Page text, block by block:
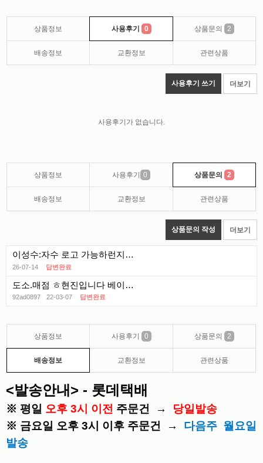
상품정보 사용후기 0 상품문의 2
배송정보 교환정보 관련상품
사용후기 쓰기 더보기
사용후기가 없습니다.
상품정보 사용후기 0 상품문의 2
배송정보 교환정보 관련상품
상품문의 작성 더보기
이성수:자수 로고 가능하런지지요
26-07-14 답변완료
92ad0897 22-03-07 답변완료
상품정보 사용후기 0 상품문의 2
배송정보 교환정보 관련상품
<발송안내> - 롯데택배
※ 평일 오후 3시 이전 주문건 → 당일발송
※ 금요일 오후 3시 이후 주문건 → 다음주 월요일
발송